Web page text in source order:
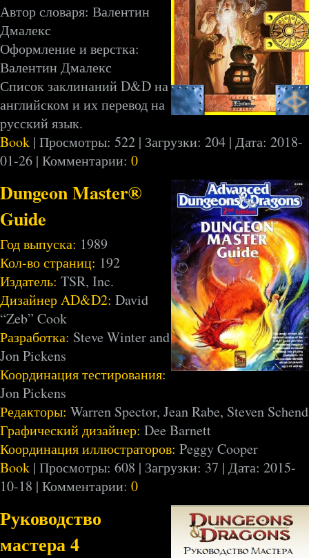
Автор словаря: Валентин
Дмалекс
Оформление и верстка:
Валентин Дмалекс
Список заклинаний D&D на
английском и их перевод на
русский язык.
Book | Просмотры: 522 | Загрузки: 204 | Дата: 2018-
01-26 | Комментарии: 0
Dungeon Master®
Guide
Год выпуска: 1989
Кол-во страниц: 192
Издатель: TSR, Inc.
Дизайнер AD&D2: David
“Zeb” Cook
Разработка: Steve Winter and
Jon Pickens
Координация тестирования:
Jon Pickens
Редакторы: Warren Spector, Jean Rabe, Steven Schend
Графический дизайнер: Dee Barnett
Координация иллюстраторов: Peggy Cooper
Book | Просмотры: 608 | Загрузки: 37 | Дата: 2015-
10-18 | Комментарии: 0
Руководство
мастера 4